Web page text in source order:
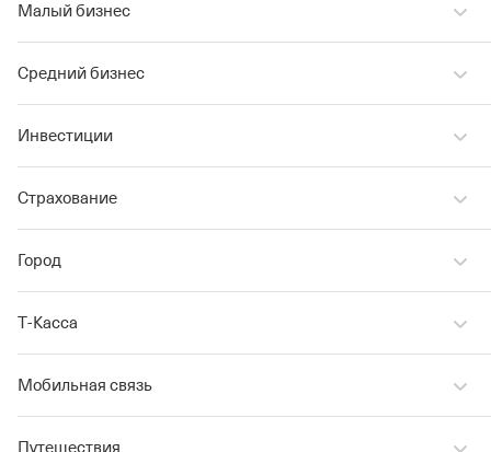
Малый бизнес
Средний бизнес
Инвестиции
Страхование
Город
Т‑Касса
Мобильная связь
Путешествия